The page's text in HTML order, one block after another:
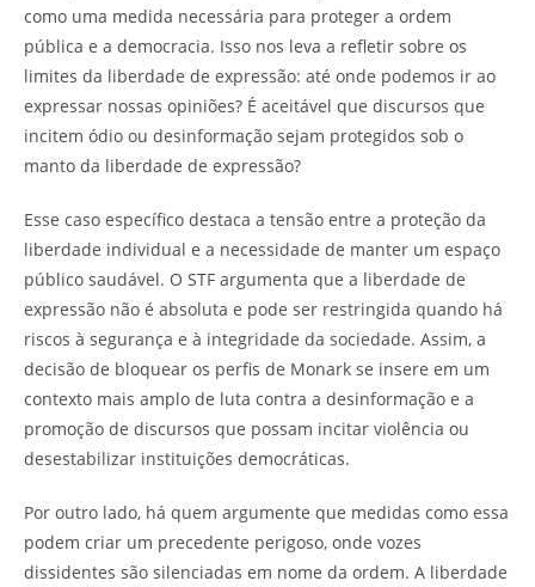
como uma medida necessária para proteger a ordem
pública e a democracia. Isso nos leva a refletir sobre os
limites da liberdade de expressão: até onde podemos ir ao
expressar nossas opiniões? É aceitável que discursos que
incitem ódio ou desinformação sejam protegidos sob o
manto da liberdade de expressão?
Esse caso específico destaca a tensão entre a proteção da
liberdade individual e a necessidade de manter um espaço
público saudável. O STF argumenta que a liberdade de
expressão não é absoluta e pode ser restringida quando há
riscos à segurança e à integridade da sociedade. Assim, a
decisão de bloquear os perfis de Monark se insere em um
contexto mais amplo de luta contra a desinformação e a
promoção de discursos que possam incitar violência ou
desestabilizar instituições democráticas.
Por outro lado, há quem argumente que medidas como essa
podem criar um precedente perigoso, onde vozes
dissidentes são silenciadas em nome da ordem. A liberdade